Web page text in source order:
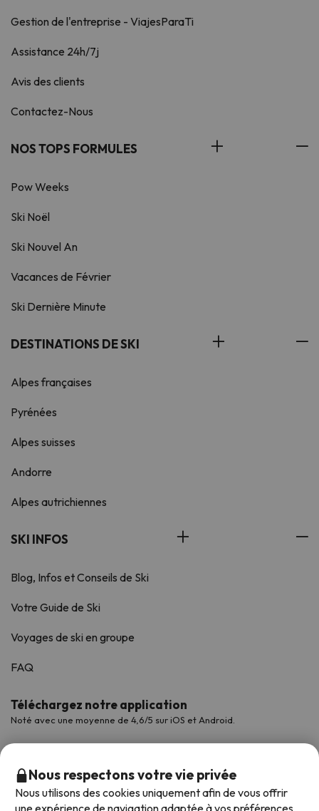
Gestion de l'entreprise - ViajesParaTi
Assistance 24h/7j
Avis des clients
Contactez-Nous
NOS TOPS FORMULES
Pow Weeks
Ski Noël
Ski Nouvel An
Vacances de Février
Ski Dernière Minute
DESTINATIONS DE SKI
Alpes françaises
Pyrénées
Alpes suisses
Andorre
Alpes autrichiennes
SKI INFOS
Blog, Infos et Conseils de Ski
Votre Guide de Ski
Voyages de ski en groupe
FAQ
Téléchargez notre application
Noté avec une moyenne de 4,6/5 sur iOS et Android.
Nous respectons votre vie privée
Nous utilisons des cookies uniquement afin de vous offrir
une expérience de navigation adaptée à vos préférences